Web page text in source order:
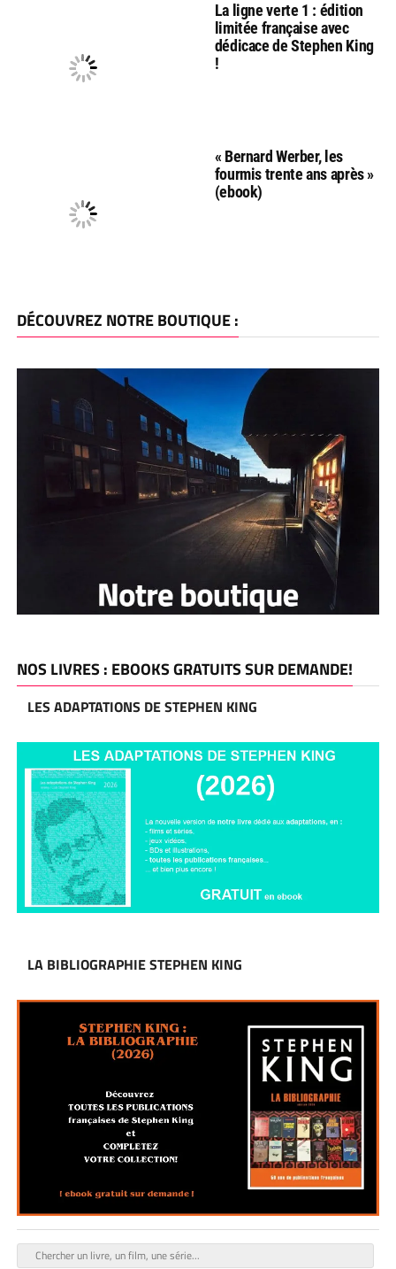
La ligne verte 1 : édition
limitée française avec
dédicace de Stephen King
!
« Bernard Werber, les
fourmis trente ans après »
(ebook)
DÉCOUVREZ NOTRE BOUTIQUE :
NOS LIVRES : EBOOKS GRATUITS SUR DEMANDE!
LES ADAPTATIONS DE STEPHEN KING
LA BIBLIOGRAPHIE STEPHEN KING